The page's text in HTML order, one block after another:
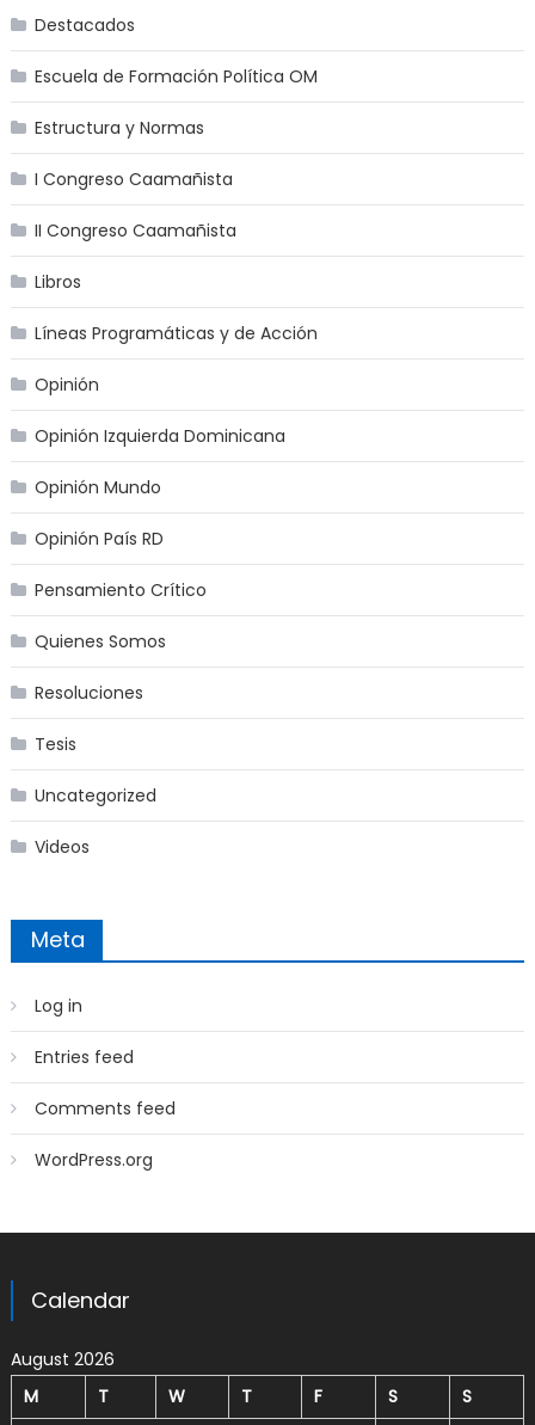
Destacados
Escuela de Formación Política OM
Estructura y Normas
I Congreso Caamañista
II Congreso Caamañista
Libros
Líneas Programáticas y de Acción
Opinión
Opinión Izquierda Dominicana
Opinión Mundo
Opinión País RD
Pensamiento Crítico
Quienes Somos
Resoluciones
Tesis
Uncategorized
Videos
Meta
Log in
Entries feed
Comments feed
WordPress.org
Calendar
August 2026
M
T W T F S
S